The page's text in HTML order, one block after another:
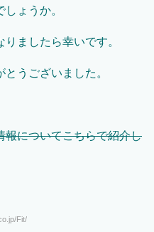
ょうか。
ましたら幸いです。
うございました。
報についてこちらで紹介し
Fit/